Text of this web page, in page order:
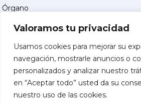
Valoramos tu privacidad
Usamos cookies para mejorar su
navegación, mostrarle anuncios o
personalizados y analizar nuestro
en “Aceptar todo” usted da su
nuestro uso de las cookies.
Órgano
Control
INSCRIPCIÓN